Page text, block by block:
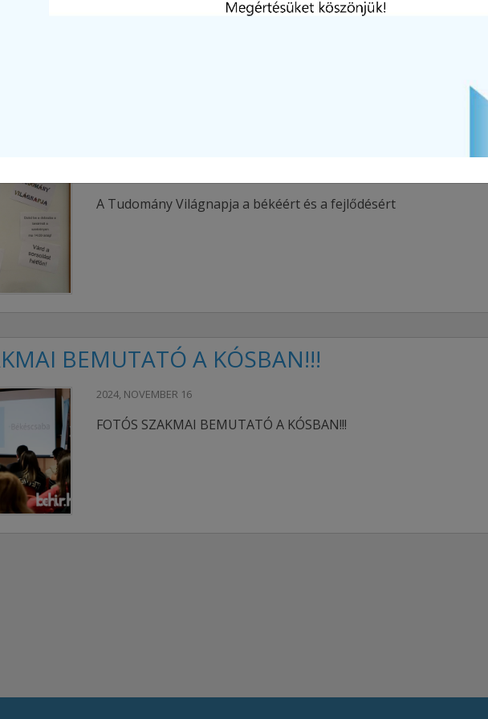
iskola egy Pénziránytűs Bázisiskola, ahol lehetőségünk nyílt egy
NAPJA A KÓSBAN
A Tudomány Világnapja a békéért és a fejlődésért
BEMUTATÓ A KÓSBAN!!!
2024, NOVEMBER 16
FOTÓS SZAKMAI BEMUTATÓ A KÓSBAN!!!